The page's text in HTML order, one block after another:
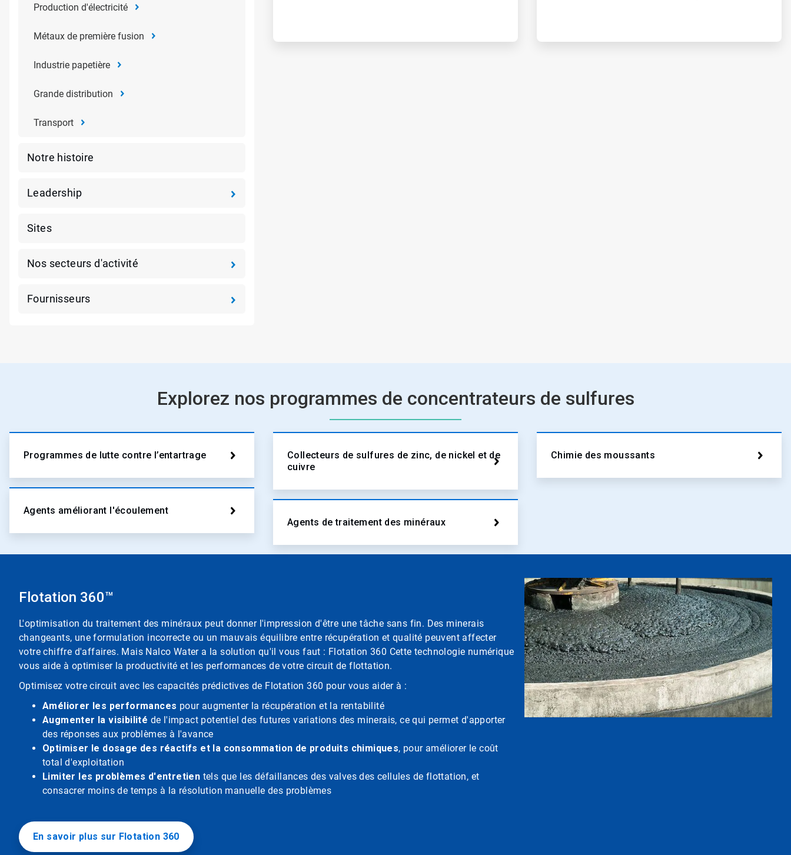
Production d'électricité
Métaux de première fusion
Industrie papetière
Grande distribution
Transport
Notre histoire
Leadership
Sites
Nos secteurs d'activité
Fournisseurs
Explorez nos programmes de concentrateurs de sulfures
Programmes de lutte contre l’entartrage
Agents améliorant l'écoulement
Collecteurs de sulfures de zinc, de nickel et de
cuivre
Agents de traitement des minéraux
Chimie des moussants
Flotation 360™
L'optimisation du traitement des minéraux peut donner l'impression d'être une tâche sans fin. Des minerais
changeants, une formulation incorrecte ou un mauvais équilibre entre récupération et qualité peuvent affecter
votre chiffre d'affaires. Mais Nalco Water a la solution qu'il vous faut : Flotation 360 Cette technologie numérique
vous aide à optimiser la productivité et les performances de votre circuit de flottation.
Optimisez votre circuit avec les capacités prédictives de Flotation 360 pour vous aider à :
Améliorer les performances pour augmenter la récupération et la rentabilité
Augmenter la visibilité de l'impact potentiel des futures variations des minerais, ce qui permet d'apporter
des réponses aux problèmes à l'avance
Optimiser le dosage des réactifs et la consommation de produits chimiques, pour améliorer le coût
total d'exploitation
Limiter les problèmes d'entretien tels que les défaillances des valves des cellules de flottation, et
consacrer moins de temps à la résolution manuelle des problèmes
En savoir plus sur Flotation 360